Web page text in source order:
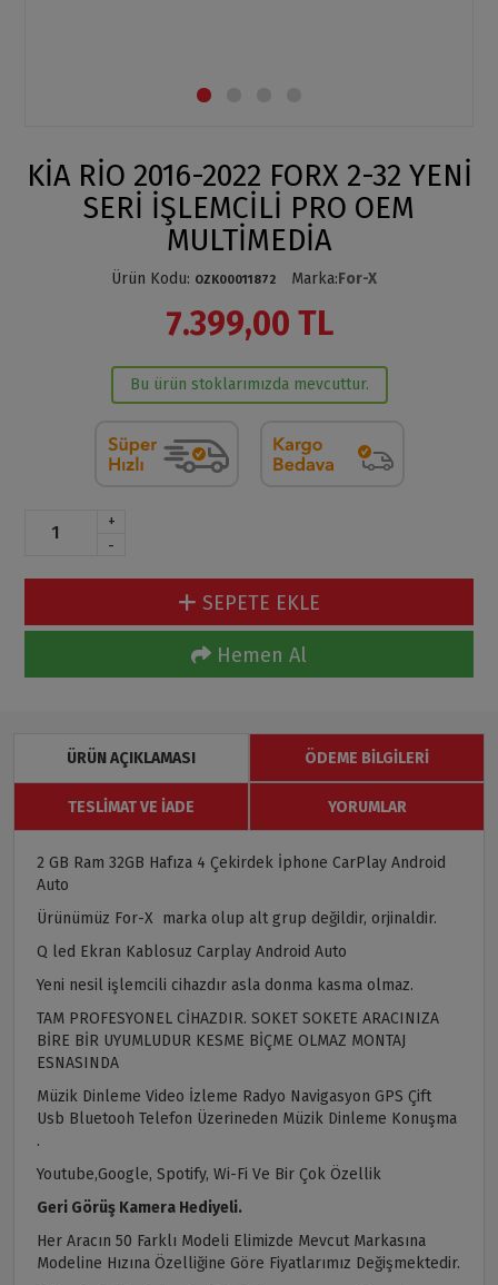
KİA RİO 2016-2022 FORX 2-32 YENİ
SERİ İŞLEMCİLİ PRO OEM
MULTİMEDİA
Ürün Kodu: OZK00011872 Marka:For-X
7.399,00 TL
Bu ürün stoklarımızda mevcuttur.
+
-
SEPETE EKLE
Hemen Al
ÜRÜN AÇIKLAMASI ÖDEME BILGILERI
TESLIMAT VE İADE YORUMLAR
2 GB Ram 32GB Hafıza 4 Çekirdek İphone CarPlay Android
Auto
Ürünümüz For-X marka olup alt grup değildir, orjinaldir.
Q led Ekran Kablosuz Carplay Android Auto
Yeni nesil işlemcili cihazdır asla donma kasma olmaz.
TAM PROFESYONEL CİHAZDIR. SOKET SOKETE ARACINIZA
BİRE BİR UYUMLUDUR KESME BİÇME OLMAZ MONTAJ
ESNASINDA
Müzik Dinleme Video İzleme Radyo Navigasyon GPS Çift
Usb Bluetooh Telefon Üzerineden Müzik Dinleme Konuşma
.
Youtube,Google, Spotify, Wi-Fi Ve Bir Çok Özellik
Geri Görüş Kamera Hediyeli.
Her Aracın 50 Farklı Modeli Elimizde Mevcut Markasına
Modeline Hızına Özelliğine Göre Fiyatlarımız Değişmektedir.